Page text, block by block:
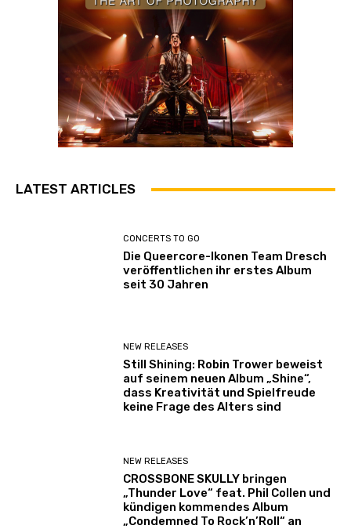
LATEST ARTICLES
CONCERTS TO GO
Die Queercore-Ikonen Team Dresch
veröffentlichen ihr erstes Album
seit 30 Jahren
NEW RELEASES
Still Shining: Robin Trower beweist
auf seinem neuen Album „Shine“,
dass Kreativität und Spielfreude
keine Frage des Alters sind
NEW RELEASES
CROSSBONE SKULLY bringen
„Thunder Love“ feat. Phil Collen und
kündigen kommendes Album
„Condemned To Rock’n’Roll“ an